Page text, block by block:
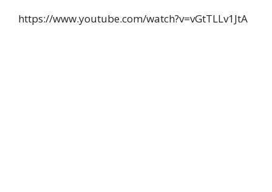
https://www.youtube.com/watch?v=vGtTLLv1JtA